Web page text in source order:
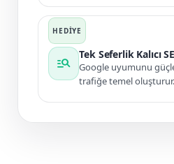
manage_search
Tek Seferlik Kalıcı
Google uyumunu
trafiğe temel oluşturur.